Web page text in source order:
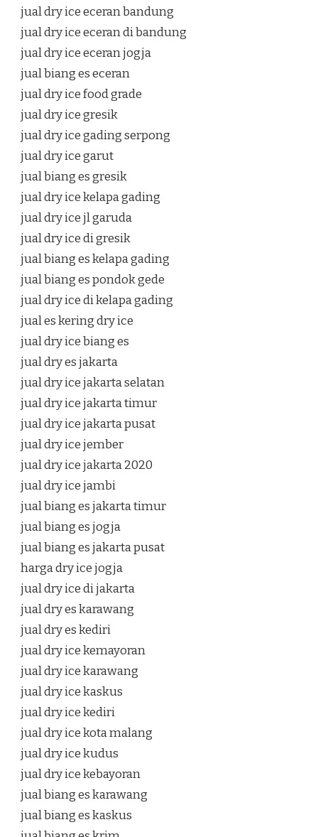
jual dry ice eceran bandung
jual dry ice eceran di bandung
jual dry ice eceran jogja
jual biang es eceran
jual dry ice food grade
jual dry ice gresik
jual dry ice gading serpong
jual dry ice garut
jual biang es gresik
jual dry ice kelapa gading
jual dry ice jl garuda
jual dry ice di gresik
jual biang es kelapa gading
jual biang es pondok gede
jual dry ice di kelapa gading
jual es kering dry ice
jual dry ice biang es
jual dry es jakarta
jual dry ice jakarta selatan
jual dry ice jakarta timur
jual dry ice jakarta pusat
jual dry ice jember
jual dry ice jakarta 2020
jual dry ice jambi
jual biang es jakarta timur
jual biang es jogja
jual biang es jakarta pusat
harga dry ice jogja
jual dry ice di jakarta
jual dry es karawang
jual dry es kediri
jual dry ice kemayoran
jual dry ice karawang
jual dry ice kaskus
jual dry ice kediri
jual dry ice kota malang
jual dry ice kudus
jual dry ice kebayoran
jual biang es karawang
jual biang es kaskus